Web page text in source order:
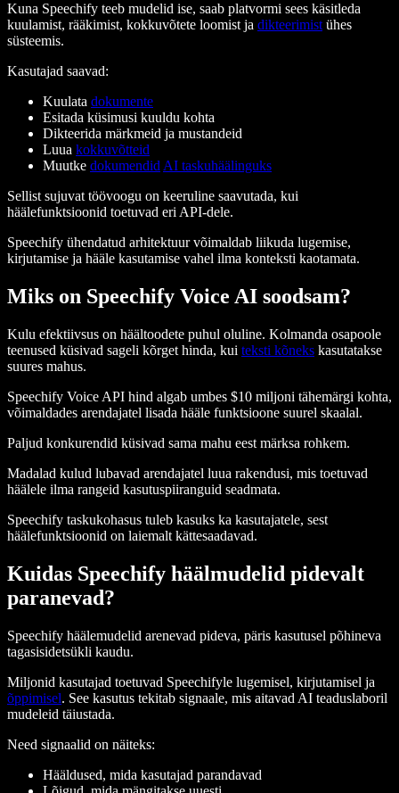
Kuna Speechify teeb mudelid ise, saab platvormi sees käsitleda
kuulamist, rääkimist, kokkuvõtete loomist ja dikteerimist ühes
süsteemis.
Kasutajad saavad:
Kuulata dokumente
Esitada küsimusi kuuldu kohta
Dikteerida märkmeid ja mustandeid
Luua kokkuvõtteid
Muutke dokumendid AI taskuhäälinguks
Sellist sujuvat töövoogu on keeruline saavutada, kui
häälefunktsioonid toetuvad eri API-dele.
Speechify ühendatud arhitektuur võimaldab liikuda lugemise,
kirjutamise ja hääle kasutamise vahel ilma konteksti kaotamata.
Miks on Speechify Voice AI soodsam?
Kulu efektiivsus on häältoodete puhul oluline. Kolmanda osapoole
teenused küsivad sageli kõrget hinda, kui teksti kõneks kasutatakse
suures mahus.
Speechify Voice API hind algab umbes $10 miljoni tähemärgi kohta,
võimaldades arendajatel lisada hääle funktsioone suurel skaalal.
Paljud konkurendid küsivad sama mahu eest märksa rohkem.
Madalad kulud lubavad arendajatel luua rakendusi, mis toetuvad
häälele ilma rangeid kasutuspiiranguid seadmata.
Speechify taskukohasus tuleb kasuks ka kasutajatele, sest
häälefunktsioonid on laiemalt kättesaadavad.
Kuidas Speechify häälmudelid pidevalt
paranevad?
Speechify häälemudelid arenevad pideva, päris kasutusel põhineva
tagasisidetsükli kaudu.
Miljonid kasutajad toetuvad Speechifyle lugemisel, kirjutamisel ja
õppimisel. See kasutus tekitab signaale, mis aitavad AI teaduslaboril
mudeleid täiustada.
Need signaalid on näiteks:
Hääldused, mida kasutajad parandavad